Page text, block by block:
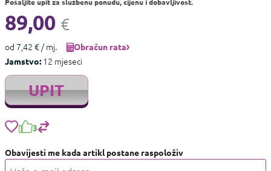
89,00 €
od 7,42 € / mj.
Obračun rata
Jamstvo: 12 mjeseci
UPIT
3
Obavijesti me kada artikl postane raspoloživ